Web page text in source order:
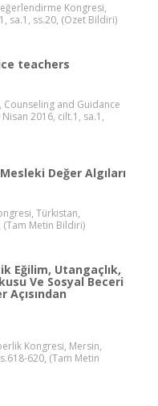
Kongresi,
sa.1, ss.20, (Özet Bildiri)
teachers
and Guidance
Nisan 2016, cilt.1, sa.1,
Değer Algıları
Türkistan,
(Tam Metin Bildiri)
Eğilim, Utangaçlık,
Ve Sosyal Beceri
Açısından
Kongresi, Mersin,
620, (Tam Metin